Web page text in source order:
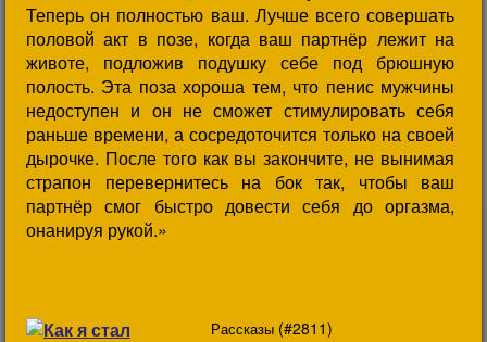
Теперь он полностью ваш. Лучше всего совершать
половой акт в позе, когда ваш партнёр лежит на
животе, подложив подушку себе под брюшную
полость. Эта поза хороша тем, что пенис мужчины
недоступен и он не сможет стимулировать себя
раньше времени, а сосредоточится только на своей
дырочке. После того как вы закончите, не вынимая
страпон перевернитесь на бок так, чтобы ваш
партнёр смог быстро довести себя до оргазма,
онанируя рукой.»
Рассказы (#2811)